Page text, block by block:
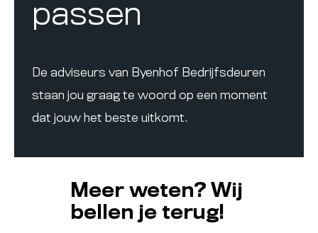
passen
De adviseurs van Byenhof Bedrijfsdeuren
staan jou graag te woord op een moment
dat jouw het beste uitkomt.
Meer weten? Wij
bellen je terug!